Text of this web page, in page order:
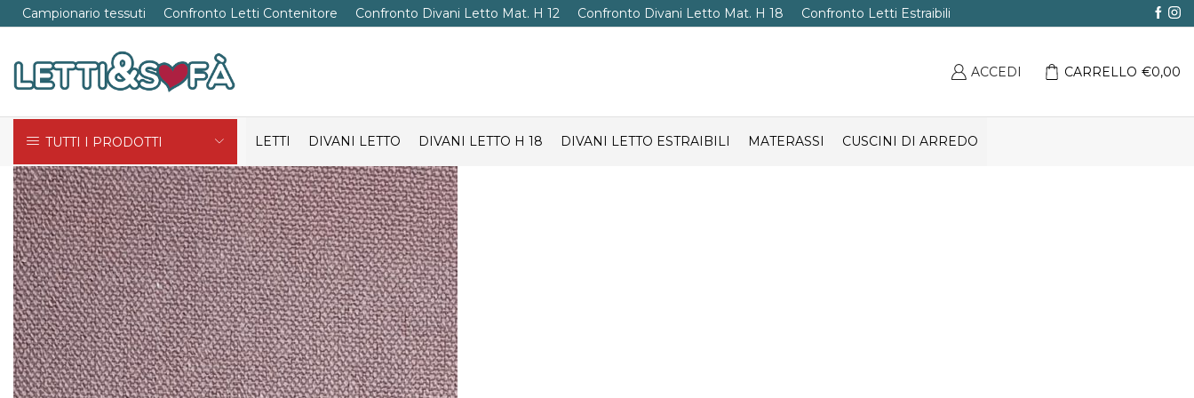
Campionario tessuti Confronto Letti Contenitore Confronto Divani Letto Mat. H 12 Confronto Divani Letto Mat. H 18 Confronto Letti Estraibili
ACCEDI CARRELLO €0,00
TUTTI I PRODOTTI LETTI DIVANI LETTO DIVANI LETTO H 18 DIVANI LETTO ESTRAIBILI MATERASSI CUSCINI DI ARREDO